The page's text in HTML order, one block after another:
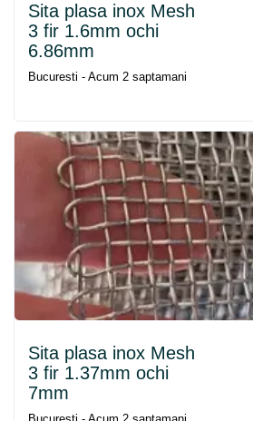
Sita plasa inox Mesh
3 fir 1.6mm ochi
6.86mm
Bucuresti - Acum 2 saptamani
Sita plasa inox Mesh
3 fir 1.37mm ochi
7mm